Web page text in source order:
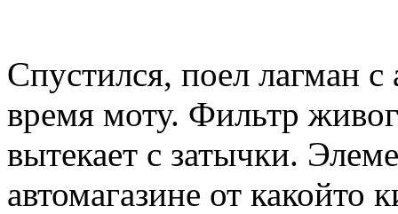
Спустился, поел лагман
время моту. Фильтр
вытекает с затычки.
автомагазине от